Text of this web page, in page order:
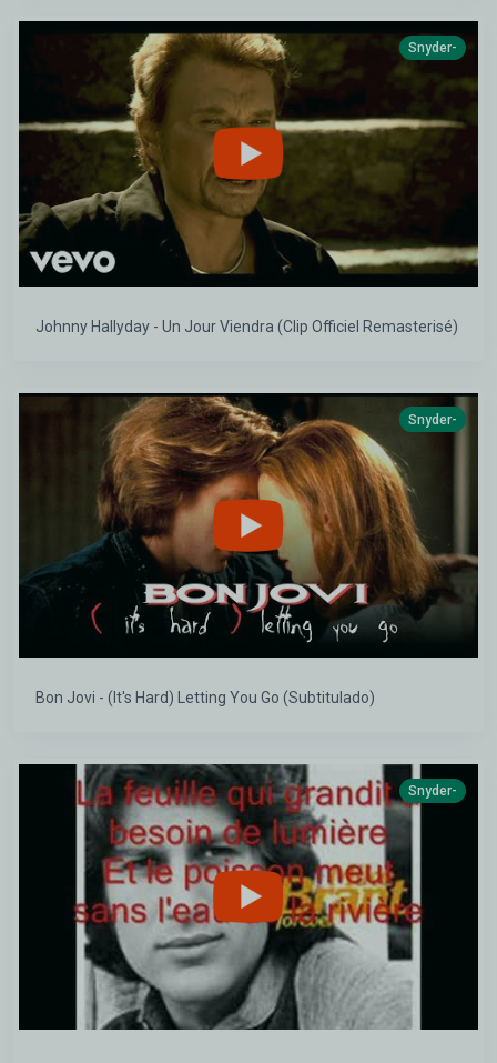
Snyder-
Johnny Hallyday - Un Jour Viendra (Clip Officiel Remasterisé)
Snyder-
Bon Jovi - (It's Hard) Letting You Go (Subtitulado)
Snyder-